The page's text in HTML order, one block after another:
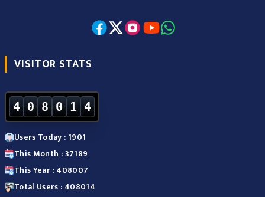
VISITOR STATS
4 0 8 0 1 4
Users Today : 1901
This Month : 37189
This Year : 408007
Total Users : 408014